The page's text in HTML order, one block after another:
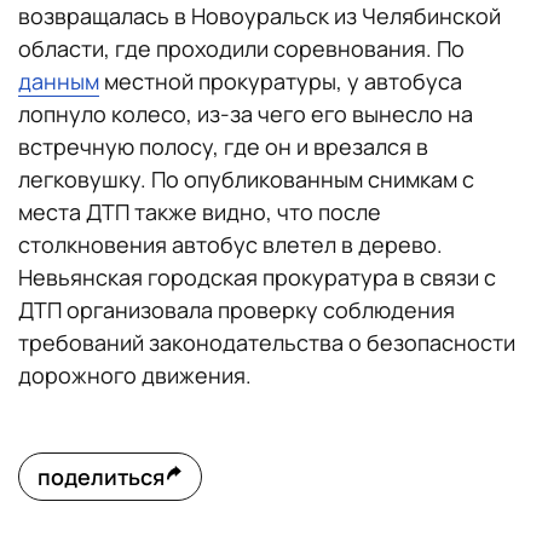
возвращалась в Новоуральск из Челябинской
области, где проходили соревнования. По
данным местной прокуратуры, у автобуса
лопнуло колесо, из-за чего его вынесло на
встречную полосу, где он и врезался в
легковушку. По опубликованным снимкам с
места ДТП также видно, что после
столкновения автобус влетел в дерево.
Невьянская городская прокуратура в связи с
ДТП организовала проверку соблюдения
требований законодательства о безопасности
дорожного движения.
поделиться